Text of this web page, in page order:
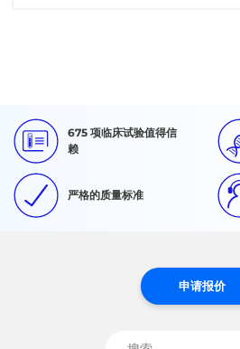
675 项临床试验值得信
赖
严格的质量标准
申请报价